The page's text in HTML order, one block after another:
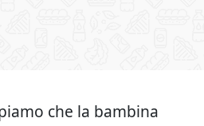
che la bambina